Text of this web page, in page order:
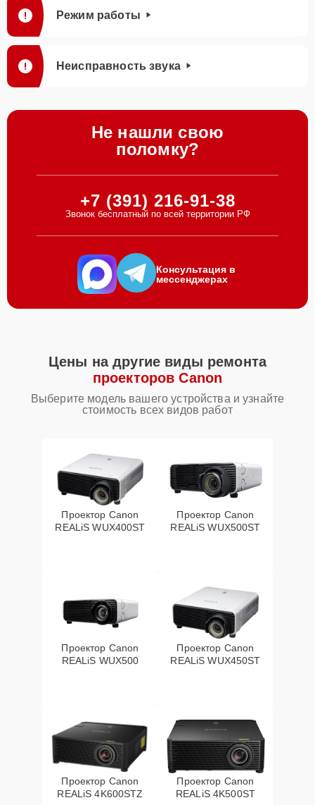
Режим работы
Неисправность звука
Не нашли свою
поломку?
+7 (391) 216-91-38
Звонок бесплатный по всей территории РФ
Консультация в
мессенджерах
Цены на другие виды ремонта
проекторов Canon
Выберите модель вашего устройства и узнайте
стоимость всех видов работ
Проектор Canon
REALiS WUX400ST
Проектор Canon
REALiS WUX500ST
Проектор Canon
REALiS WUX500
Проектор Canon
REALiS WUX450ST
Проектор Canon
REALiS 4K600STZ
Проектор Canon
REALiS 4K500ST